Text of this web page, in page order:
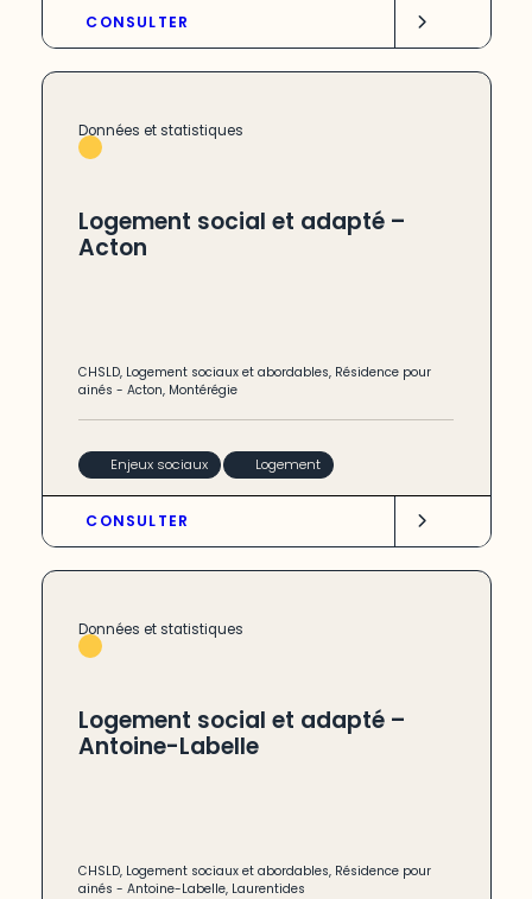
CONSULTER
Données et statistiques
Logement social et adapté –
Acton
CHSLD, Logement sociaux et abordables, Résidence pour
ainés -Acton, Montérégie
Enjeux sociaux Logement
CONSULTER
Données et statistiques
Logement social et adapté –
Antoine-Labelle
CHSLD, Logement sociaux et abordables, Résidence pour
ainés -Antoine-Labelle, Laurentides